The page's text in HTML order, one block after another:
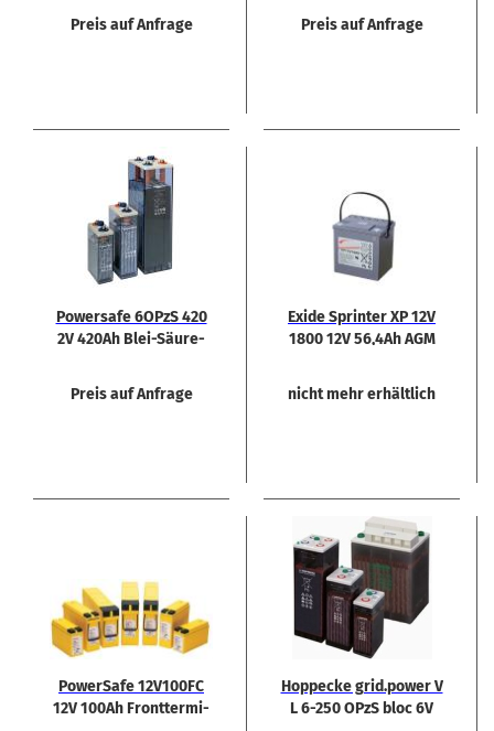
Preis auf Anfrage
Preis auf Anfrage
Power­safe 6OPzS 420
2V 420Ah Blei-​Säure-​
Preis auf Anfrage
Exide Sprin­ter XP 12V
1800 12V 56,4Ah AGM
nicht mehr erhältlich
Power­Safe 12V100FC
12V 100Ah Front­ter­mi­
Hop­pe­cke grid.power V
L 6-250 OPzS bloc 6V